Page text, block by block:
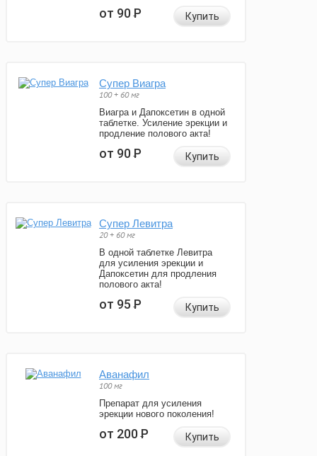
от 90Р Купить
Супер Виагра
100 + 60 мг
Виагра и Дапоксетин в одной
таблетке. Усиление эрекции и
продление полового акта!
от 90Р Купить
Супер Левитра
20 + 60 мг
В одной таблетке Левитра
для усиления эрекции и
Дапоксетин для продления
полового акта!
от 95Р Купить
Аванафил
100 мг
Препарат для усиления
эрекции нового поколения!
от 200Р Купить